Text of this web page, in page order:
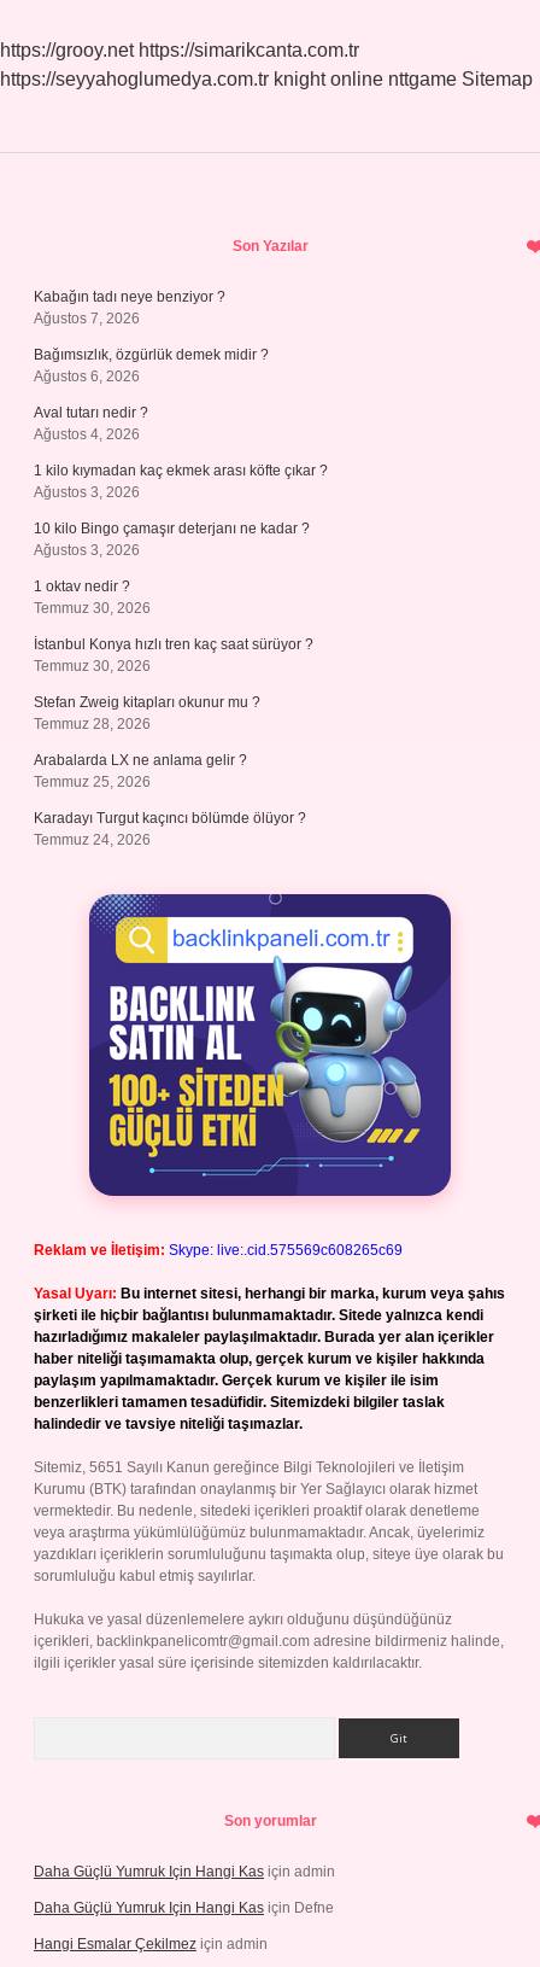
https://grooy.net https://simarikcanta.com.tr
https://seyyahoglumedya.com.tr knight online nttgame Sitemap
Son Yazılar
Kabağın tadı neye benziyor ?
Ağustos 7, 2026
Bağımsızlık, özgürlük demek midir ?
Ağustos 6, 2026
Aval tutarı nedir ?
Ağustos 4, 2026
1 kilo kıymadan kaç ekmek arası köfte çıkar ?
Ağustos 3, 2026
10 kilo Bingo çamaşır deterjanı ne kadar ?
Ağustos 3, 2026
1 oktav nedir ?
Temmuz 30, 2026
İstanbul Konya hızlı tren kaç saat sürüyor ?
Temmuz 30, 2026
Stefan Zweig kitapları okunur mu ?
Temmuz 28, 2026
Arabalarda LX ne anlama gelir ?
Temmuz 25, 2026
Karadayı Turgut kaçıncı bölümde ölüyor ?
Temmuz 24, 2026
Reklam ve İletişim: Skype: live:.cid.575569c608265c69
Yasal Uyarı: Bu internet sitesi, herhangi bir marka, kurum veya şahıs
şirketi ile hiçbir bağlantısı bulunmamaktadır. Sitede yalnızca kendi
hazırladığımız makaleler paylaşılmaktadır. Burada yer alan içerikler
haber niteliği taşımamakta olup, gerçek kurum ve kişiler hakkında
paylaşım yapılmamaktadır. Gerçek kurum ve kişiler ile isim
benzerlikleri tamamen tesadüfidir. Sitemizdeki bilgiler taslak
halindedir ve tavsiye niteliği taşımazlar.
Sitemiz, 5651 Sayılı Kanun gereğince Bilgi Teknolojileri ve İletişim
Kurumu (BTK) tarafından onaylanmış bir Yer Sağlayıcı olarak hizmet
vermektedir. Bu nedenle, sitedeki içerikleri proaktif olarak denetleme
veya araştırma yükümlülüğümüz bulunmamaktadır. Ancak, üyelerimiz
yazdıkları içeriklerin sorumluluğunu taşımakta olup, siteye üye olarak bu
sorumluluğu kabul etmiş sayılırlar.
Hukuka ve yasal düzenlemelere aykırı olduğunu düşündüğünüz
içerikleri, backlinkpanelicomtr@gmail.com adresine bildirmeniz halinde,
ilgili içerikler yasal süre içerisinde sitemizden kaldırılacaktır.
Son yorumlar
Daha Güçlü Yumruk Için Hangi Kas için admin
Daha Güçlü Yumruk Için Hangi Kas için Defne
Hangi Esmalar Çekilmez için admin